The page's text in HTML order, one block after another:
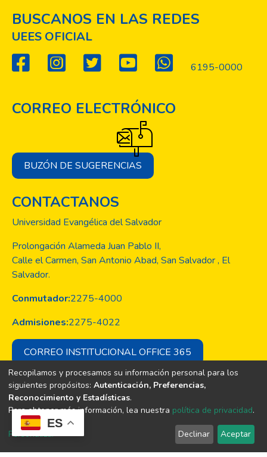
ES
BUSCANOS EN LAS REDES
UEES OFICIAL
6195-0000
CORREO ELECTRÓNICO
BUZÓN DE SUGERENCIAS
CONTACTANOS
Universidad Evangélica del Salvador
Prolongación Alameda Juan Pablo II,
Calle el Carmen, San Antonio Abad, San Salvador , El
Salvador.
Conmutador:2275-4000
Admisiones:2275-4022
CORREO INSTITUCIONAL OFFICE 365
Copyright © Todos los derechos son
de la Universidad Evangélica de El
Recopilamos y procesamos su información personal para los
siguientes propósitos: Autenticación, Preferencias,
Reconocimiento y Estadísticas.
Para obtener más información, lea nuestra política de privacidad.
Personalizar Declinar Aceptar